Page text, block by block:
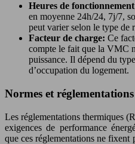
Heures de
en moyenne 24h/24, 7j/7,
peut varier selon le type de
Facteur de charge: Ce
compte le fait que la VMC
puissance. Il dépend du
d’occupation du logement.
Normes et réglementations
Les réglementations thermiques
exigences de performance
que ces réglementations ne fixent